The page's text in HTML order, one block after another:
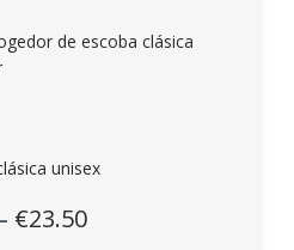
de escoba clásica
unisex
€23.50